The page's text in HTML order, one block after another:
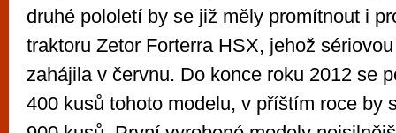
druhé pololetí by se již měly promítnout i
traktoru Zetor Forterra HSX, jehož
zahájila v červnu. Do konce roku 2012 se
400 kusů tohoto modelu, v příštím roce by